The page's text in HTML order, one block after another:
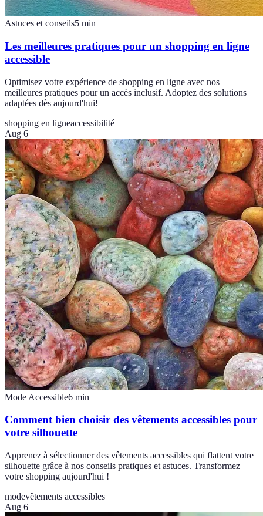
Astuces et conseils5 min
Les meilleures pratiques pour un shopping en ligne
accessible
Optimisez votre expérience de shopping en ligne avec nos
meilleures pratiques pour un accès inclusif. Adoptez des solutions
adaptées dès aujourd'hui!
shopping en ligneaccessibilité
Aug 6
Mode Accessible6 min
Comment bien choisir des vêtements accessibles pour
votre silhouette
Apprenez à sélectionner des vêtements accessibles qui flattent votre
silhouette grâce à nos conseils pratiques et astuces. Transformez
votre shopping aujourd'hui !
modevêtements accessibles
Aug 6